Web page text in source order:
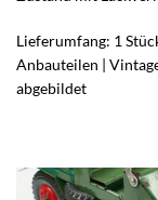
Lieferumfang: 1
Anbauteilen |
abgebildet